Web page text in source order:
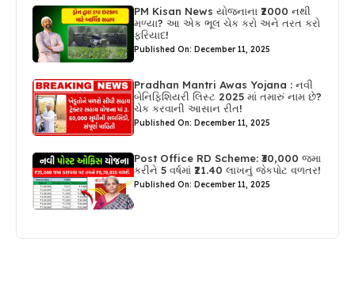
PM Kisan News યોજનાના ₹2000 નથી
મળ્યા? આ એક ભૂલ ચેક કરો અને તરત કરો
ફરિયાદ!
Published On: December 11, 2025
Pradhan Mantri Awas Yojana : નવી
બેનિફિશિયરી લિસ્ટ 2025 માં તમારું નામ છે?
ચેક કરવાની આસાન રીત!
Published On: December 11, 2025
Post Office RD Scheme: ₹30,000 જમા
કરીને 5 વર્ષમાં ₹21.40 લાખનું જેકપોટ વળતર!
Published On: December 11, 2025